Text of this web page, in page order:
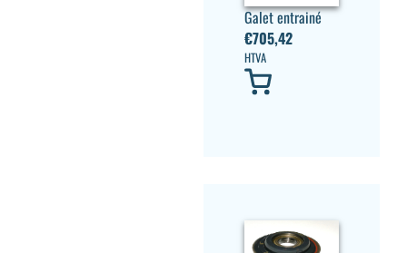
Galet entrainé
€705,42
HTVA